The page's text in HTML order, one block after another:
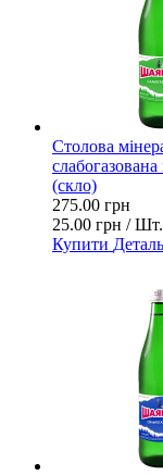
Столова
(скло)
275.00 грн
25.00 грн / Шт.
Купити